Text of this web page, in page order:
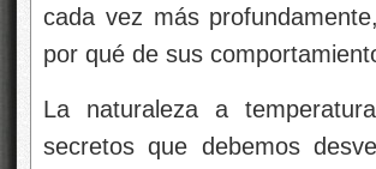
cada vez más
por qué de sus
La naturaleza a
secretos que debemos